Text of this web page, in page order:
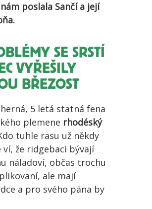
poslala Sančí a její
SE SRSTÍ
VYŘEŠILY
BŘEZOST
5 letá statná fena
plemene rhodéský
tuhle rasu už někdy
že ridgebaci bývají
náladoví, občas trochu
ale mají
a pro svého pána by